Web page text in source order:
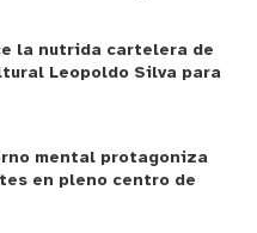
importante de la
para que llevara el
señaló que este acto,
y la Dirección
justicia con el ex
la nutrida cartelera de
Leopoldo Silva para
mental protagoniza
en pleno centro de